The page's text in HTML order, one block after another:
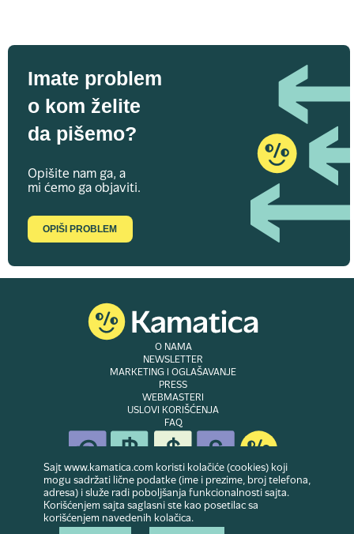
Imate problem
o kom želite
da pišemo?
Opišite nam ga, a
mi ćemo ga objaviti.
OPIŠI PROBLEM
O NAMA
NEWSLETTER
MARKETING I OGLAŠAVANJE
PRESS
WEBMASTERI
USLOVI KORIŠĆENJA
FAQ
© Copyright 2007-2026. Website developed & owned byDubes doo
zadržana
Sajt www.kamatica.com koristi kolačiće (cookies) koji
mogu sadržati lične podatke (ime i prezime, broj telefona,
adresa) i služe radi poboljšanja funkcionalnosti sajta.
Korišćenjem sajta saglasni ste kao posetilac sa
korišćenjem navedenih kolačica.